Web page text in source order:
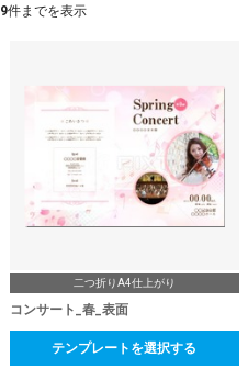
9件までを表示
二つ折りA4仕上がり
コンサート_春_表面
テンプレートを選択する